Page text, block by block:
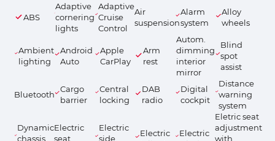
ABS
Adaptive
cornering
lights
Adaptive
Cruise
Control
Air
suspension
Alarm
system
Alloy
wheels
Ambient
lighting
Android
Auto
Apple
CarPlay
Arm
rest
Autom.
dimming
interior
mirror
Blind
spot
assist
Bluetooth
Cargo
barrier
Central
locking
DAB
radio
Digital
cockpit
Distance
warning
system
Dynamic
chassis
Electric
seat
Electric
side
Electric
Electric
Eletric seat
adjustment
with